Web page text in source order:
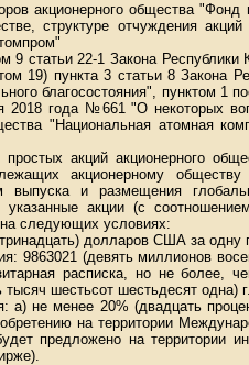
акционерного общества "Фонд
структуре отчуждения
9 статьи 22-1 Закона
19) пункта 3 статьи 8 Закона
благосостояния", пунктом 1
2018 года №661 "О некоторых
"Национальная атомная
простых акций акционерного
акционерному обществу
выпуска и размещения
указанные акции (с
на следующих условиях:
долларов США за одну
9863021 (девять миллионов
расписка, но не более,
тысяч шестьсот шестьдесят одна)
а) не менее 20% (двадцать
на территории
предложено на территории